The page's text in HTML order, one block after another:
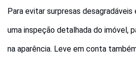
Para evitar surpresas
uma inspeção detalhada do imóvel,
na aparência. Leve em conta